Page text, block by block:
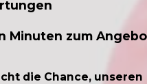
Minuten zum
die Chance, unseren